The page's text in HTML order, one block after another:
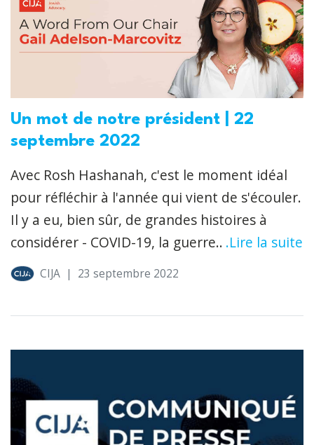
Un mot de notre président | 22
septembre 2022
Avec Rosh Hashanah, c'est le moment idéal
pour réfléchir à l'année qui vient de s'écouler.
Il y a eu, bien sûr, de grandes histoires à
considérer - COVID-19, la guerre.. .Lire la suite
CIJA | 23 septembre 2022